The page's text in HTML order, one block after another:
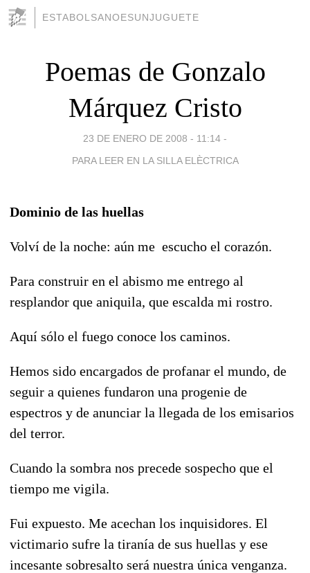
ESTABOLSANOESUNJUGUETE
Poemas de Gonzalo
Márquez Cristo
23 DE ENERO DE 2008 - 11:14 -
PARA LEER EN LA SILLA ELÈCTRICA
Dominio de las huellas
Volví de la noche: aún me escucho el corazón.
Para construir en el abismo me entrego al
resplandor que aniquila, que escalda mi rostro.
Aquí sólo el fuego conoce los caminos.
Hemos sido encargados de profanar el mundo, de
seguir a quienes fundaron una progenie de
espectros y de anunciar la llegada de los emisarios
del terror.
Cuando la sombra nos precede sospecho que el
tiempo me vigila.
Fui expuesto. Me acechan los inquisidores. El
victimario sufre la tiranía de sus huellas y ese
incesante sobresalto será nuestra única venganza.